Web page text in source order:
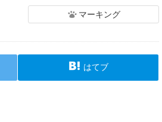
マーキング
はてブ